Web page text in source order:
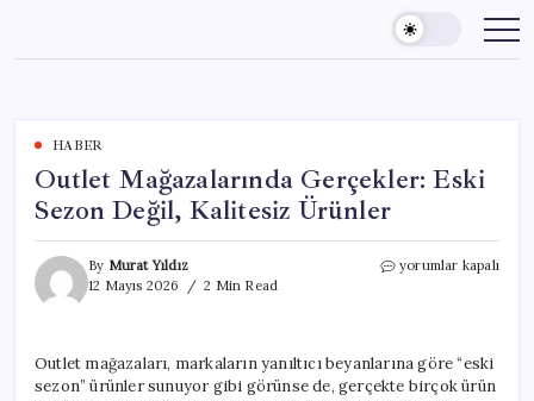
content
HABER
Outlet Mağazalarında Gerçekler: Eski
Sezon Değil, Kalitesiz Ürünler
By Murat Yıldız
12 Mayıs 2026
2 Min Read
Outlet
Değil,
Kalitesiz
yorumlar kapalı
Outlet mağazaları, markaların yanıltıcı beyanlarına göre “eski
sezon” ürünler sunuyor gibi görünse de, gerçekte birçok ürün